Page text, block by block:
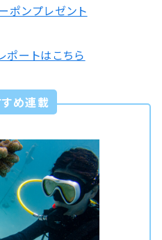
ポンプレゼント
ートはこちら
め連載